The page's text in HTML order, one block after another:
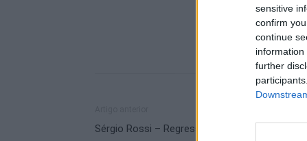
sensitive
confirm
continue
further
Sérgio Rossi – Regressar aos palcos